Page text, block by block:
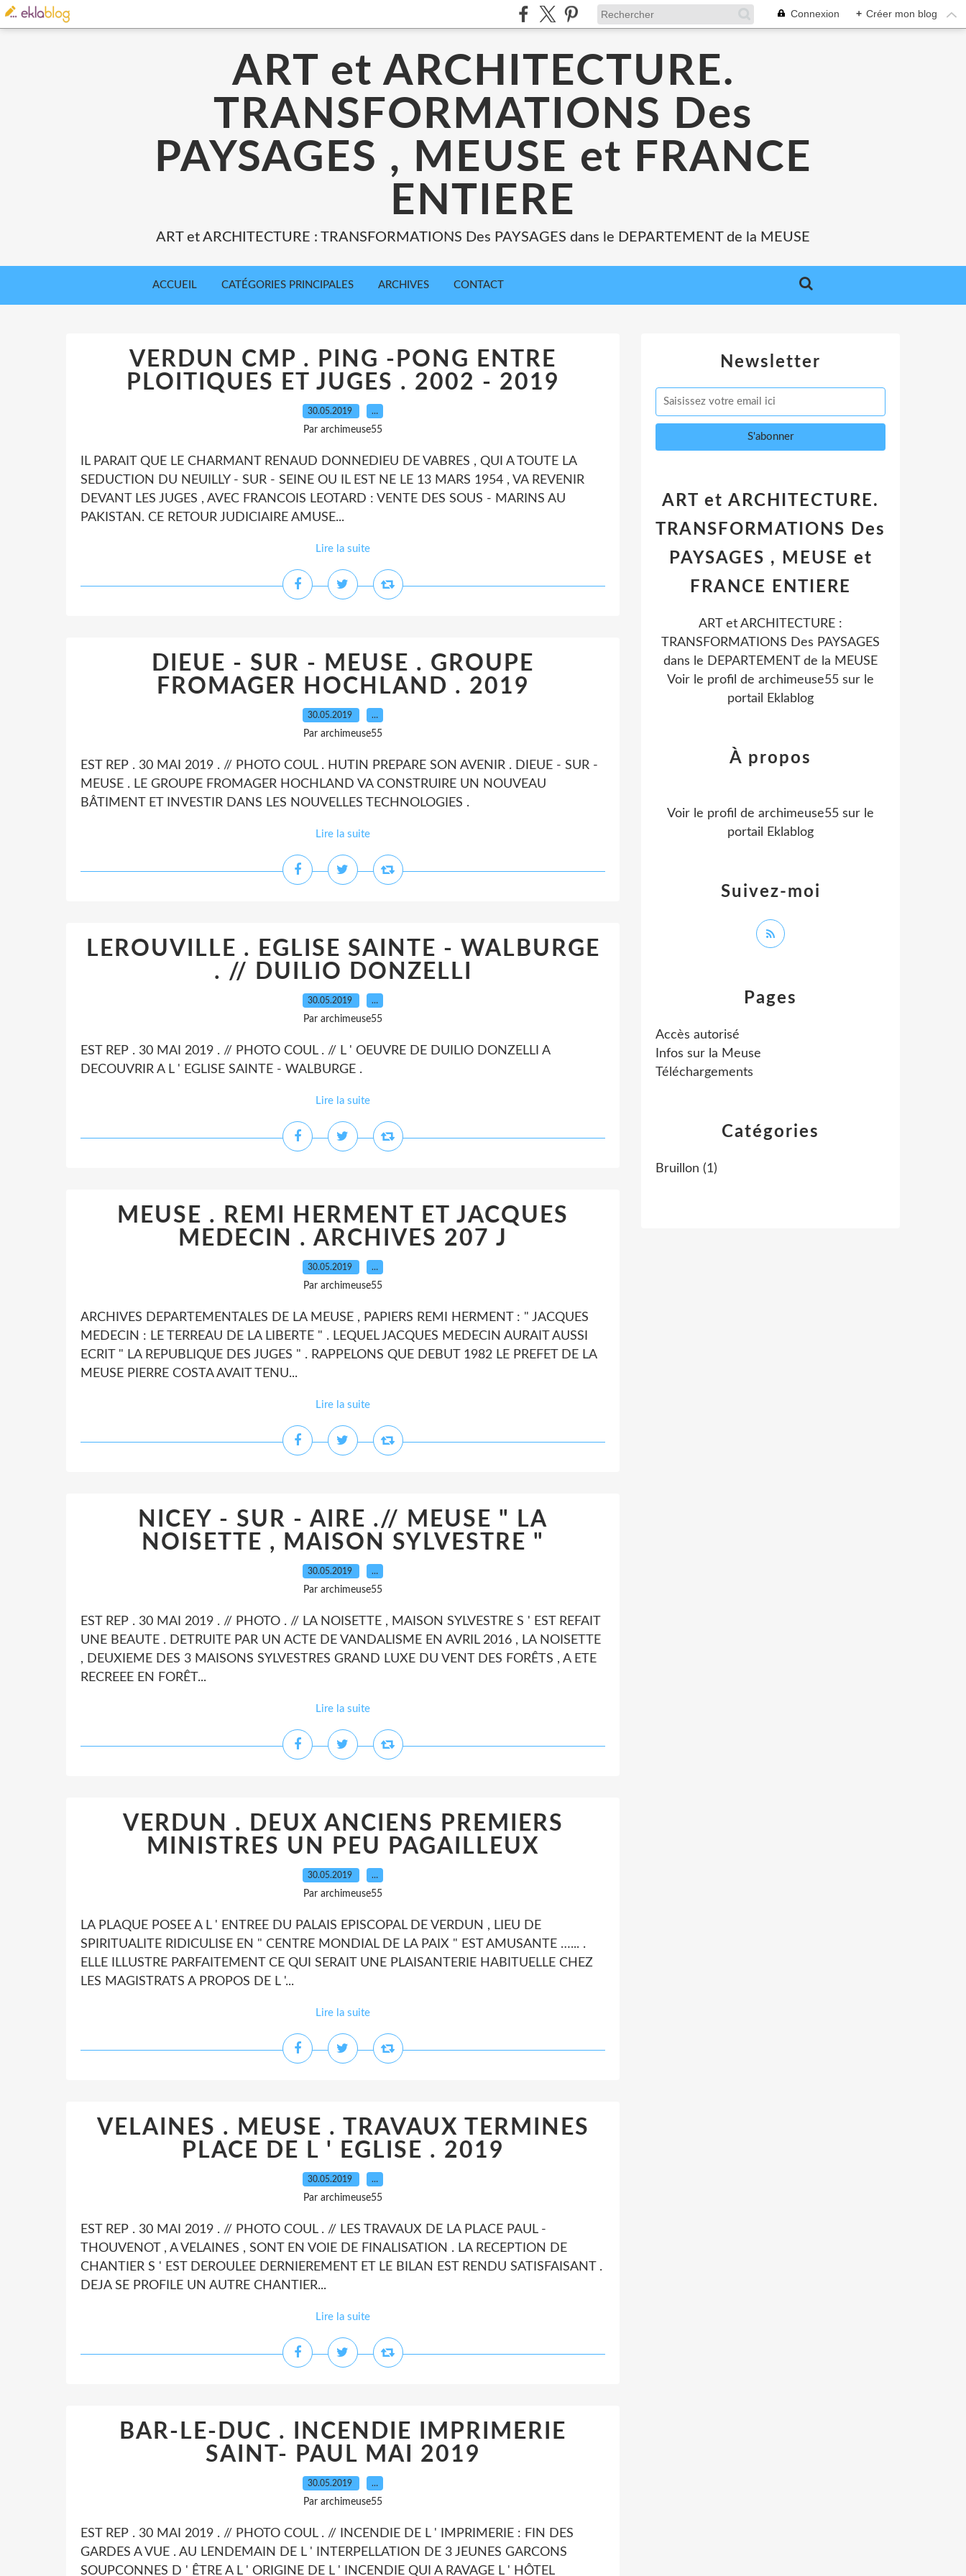
Connexion + Créer mon blog
ART et ARCHITECTURE.
TRANSFORMATIONS Des
PAYSAGES , MEUSE et FRANCE
ENTIERE
ART et ARCHITECTURE : TRANSFORMATIONS Des PAYSAGES dans le DEPARTEMENT de la MEUSE
ACCUEIL CATÉGORIES PRINCIPALES ARCHIVES CONTACT
VERDUN CMP . PING -PONG ENTRE
PLOITIQUES ET JUGES . 2002 - 2019
30.05.2019 …
Par archimeuse55
IL PARAIT QUE LE CHARMANT RENAUD DONNEDIEU DE VABRES , QUI A TOUTE LA
SEDUCTION DU NEUILLY - SUR - SEINE OU IL EST NE LE 13 MARS 1954 , VA REVENIR
DEVANT LES JUGES , AVEC FRANCOIS LEOTARD : VENTE DES SOUS - MARINS AU
PAKISTAN. CE RETOUR JUDICIAIRE AMUSE...
Lire la suite
DIEUE - SUR - MEUSE . GROUPE
FROMAGER HOCHLAND . 2019
30.05.2019 …
Par archimeuse55
EST REP . 30 MAI 2019 . // PHOTO COUL . HUTIN PREPARE SON AVENIR . DIEUE - SUR -
MEUSE . LE GROUPE FROMAGER HOCHLAND VA CONSTRUIRE UN NOUVEAU
BÂTIMENT ET INVESTIR DANS LES NOUVELLES TECHNOLOGIES .
Lire la suite
LEROUVILLE . EGLISE SAINTE - WALBURGE
. // DUILIO DONZELLI
30.05.2019 …
Par archimeuse55
EST REP . 30 MAI 2019 . // PHOTO COUL . // L ' OEUVRE DE DUILIO DONZELLI A
DECOUVRIR A L ' EGLISE SAINTE - WALBURGE .
Lire la suite
MEUSE . REMI HERMENT ET JACQUES
MEDECIN . ARCHIVES 207 J
30.05.2019 …
Par archimeuse55
ARCHIVES DEPARTEMENTALES DE LA MEUSE , PAPIERS REMI HERMENT : " JACQUES
MEDECIN : LE TERREAU DE LA LIBERTE " . LEQUEL JACQUES MEDECIN AURAIT AUSSI
ECRIT " LA REPUBLIQUE DES JUGES " . RAPPELONS QUE DEBUT 1982 LE PREFET DE LA
MEUSE PIERRE COSTA AVAIT TENU...
Lire la suite
NICEY - SUR - AIRE .// MEUSE " LA
NOISETTE , MAISON SYLVESTRE "
30.05.2019 …
Par archimeuse55
EST REP . 30 MAI 2019 . // PHOTO . // LA NOISETTE , MAISON SYLVESTRE S ' EST REFAIT
UNE BEAUTE . DETRUITE PAR UN ACTE DE VANDALISME EN AVRIL 2016 , LA NOISETTE
, DEUXIEME DES 3 MAISONS SYLVESTRES GRAND LUXE DU VENT DES FORÊTS , A ETE
RECREEE EN FORÊT...
Lire la suite
VERDUN . DEUX ANCIENS PREMIERS
MINISTRES UN PEU PAGAILLEUX
30.05.2019 …
Par archimeuse55
LA PLAQUE POSEE A L ' ENTREE DU PALAIS EPISCOPAL DE VERDUN , LIEU DE
SPIRITUALITE RIDICULISE EN " CENTRE MONDIAL DE LA PAIX " EST AMUSANTE …... .
ELLE ILLUSTRE PARFAITEMENT CE QUI SERAIT UNE PLAISANTERIE HABITUELLE CHEZ
LES MAGISTRATS A PROPOS DE L '...
Lire la suite
VELAINES . MEUSE . TRAVAUX TERMINES
PLACE DE L ' EGLISE . 2019
30.05.2019 …
Par archimeuse55
EST REP . 30 MAI 2019 . // PHOTO COUL . // LES TRAVAUX DE LA PLACE PAUL -
THOUVENOT , A VELAINES , SONT EN VOIE DE FINALISATION . LA RECEPTION DE
CHANTIER S ' EST DEROULEE DERNIEREMENT ET LE BILAN EST RENDU SATISFAISANT .
DEJA SE PROFILE UN AUTRE CHANTIER...
Lire la suite
BAR-LE-DUC . INCENDIE IMPRIMERIE
SAINT- PAUL MAI 2019
30.05.2019 …
Par archimeuse55
EST REP . 30 MAI 2019 . // PHOTO COUL . // INCENDIE DE L ' IMPRIMERIE : FIN DES
GARDES A VUE . AU LENDEMAIN DE L ' INTERPELLATION DE 3 JEUNES GARCONS
SOUPCONNES D ' ÊTRE A L ' ORIGINE DE L ' INCENDIE QUI A RAVAGE L ' HÔTEL
Newsletter
Catégories
Bruillon (1)
Pages
Accès autorisé
Infos sur la Meuse
Téléchargements
ART et ARCHITECTURE.
TRANSFORMATIONS Des
PAYSAGES , MEUSE et
FRANCE ENTIERE
ART et ARCHITECTURE :
TRANSFORMATIONS Des PAYSAGES
dans le DEPARTEMENT de la MEUSE
Voir le profil de archimeuse55 sur le
portail Eklablog
Suivez-moi
À propos
Voir le profil de archimeuse55 sur le
portail Eklablog